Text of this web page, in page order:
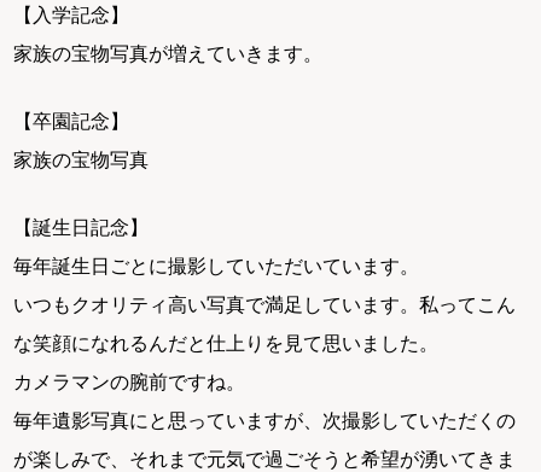
【入学記念】
家族の宝物写真が増えていきます。
【卒園記念】
家族の宝物写真
【誕生日記念】
毎年誕生日ごとに撮影していただいています。
いつもクオリティ高い写真で満足しています。私ってこん
な笑顔になれるんだと仕上りを見て思いました。
カメラマンの腕前ですね。
毎年遺影写真にと思っていますが、次撮影していただくの
が楽しみで、それまで元気で過ごそうと希望が湧いてきま